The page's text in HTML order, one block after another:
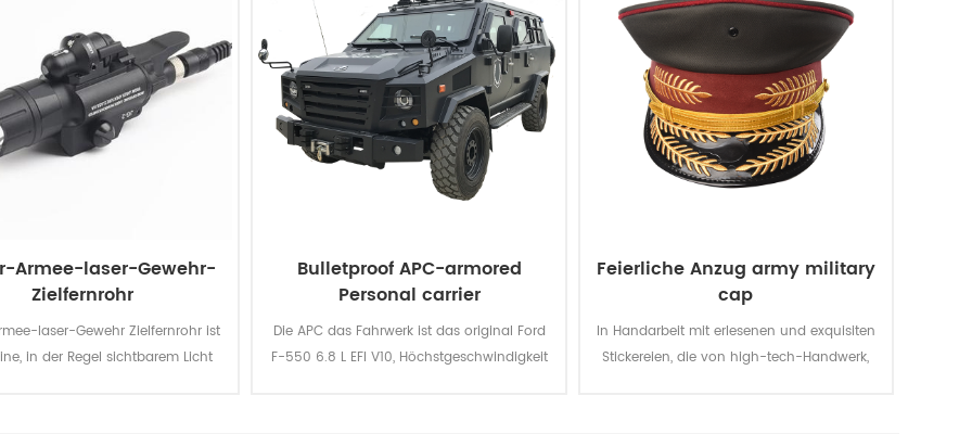
Armee-laser-Gewehr-
Zielfernrohr
laser-Gewehr Zielfernrohr ist
in der Regel sichtbarem Licht
Bulletproof APC-armored
Personal carrier
Die APC das Fahrwerk ist das original Ford
F-550 6.8 L EFI V10, Höchstgeschwindigkeit
Feierliche Anzug army military
cap
In Handarbeit mit erlesenen und exquisiten
Stickereien, die von high-tech-Handwerk,